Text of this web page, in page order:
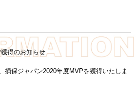
提携ネットワーク
ALLIANCE NETWORK
得のお知らせ
損保ジャパン2020年度MVPを獲得いたしま